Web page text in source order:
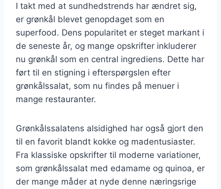
I takt med at sundhedstrends har ændret sig,
er grønkål blevet genopdaget som en
superfood. Dens popularitet er steget markant i
de seneste år, og mange opskrifter inkluderer
nu grønkål som en central ingrediens. Dette har
ført til en stigning i efterspørgslen efter
grønkålssalat, som nu findes på menuer i
mange restauranter.
Grønkålssalatens alsidighed har også gjort den
til en favorit blandt kokke og madentusiaster.
Fra klassiske opskrifter til moderne variationer,
som grønkålssalat med edamame og quinoa, er
der mange måder at nyde denne næringsrige